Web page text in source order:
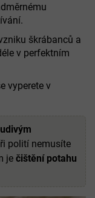
škrábanců a
v perfektním
vyperete v
polití nemusíte
je čištění potahu